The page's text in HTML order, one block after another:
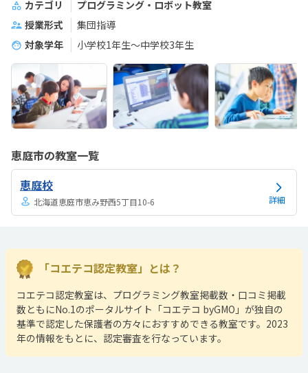
カテゴリ
プログラミング・ロボット教室
授業形式
集団指導
対象学年
小学校1年生〜中学校3年生
恵庭市の教室一覧
恵庭校
北海道恵庭市恵み野西5丁目10-6 詳細
「コエテコ認定教室」とは？
コエテコ認定教室は、プログラミング教室掲載数・口コミ掲載
数ともにNo.1のポータルサイト「コエテコ byGMO」が独自の
基準で認定した保護者の方々におすすめできる教室です。2023
年の情報をもとに、認定審査を行なっています。